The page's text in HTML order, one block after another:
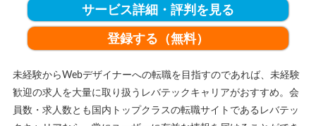
サービス詳細・評判を見る
登録する（無料）
未経験からWebデザイナーへの転職を目指すのであれば、未経験
歓迎の求人を大量に取り扱うレバテックキャリアがおすすめ。会
員数・求人数とも国内トップクラスの転職サイトであるレバテッ